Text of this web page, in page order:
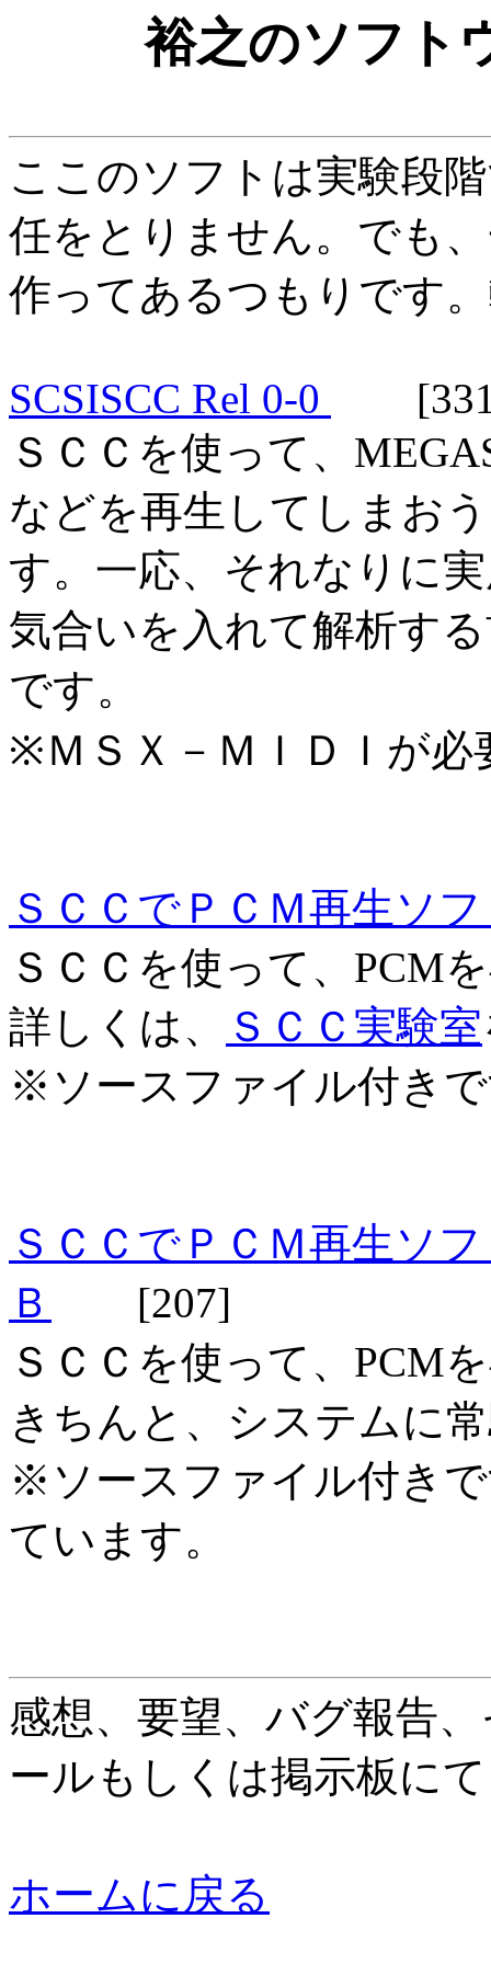
裕之のソフト
ここのソフトは実験段
任をとりません。でも
作ってあるつもりです
SCSISCC Rel 0-0
ＳＣＣを使って、
などを再生してしまお
す。一応、それなりに
気合いを入れて解析す
です。
※ＭＳＸ－ＭＩＤＩが必
ＳＣＣでＰＣＭ再生ソ
ＳＣＣを使って、PCM
詳しくは、
ＳＣＣ実験室
※ソースファイル付き
ＳＣＣでＰＣＭ再生ソ
Ｂ
[207]
ＳＣＣを使って、PCM
きちんと、システムに
※ソースファイル付き
ています。
感想、要望、バグ報告
ールもしくは掲示板に
ホームに戻る